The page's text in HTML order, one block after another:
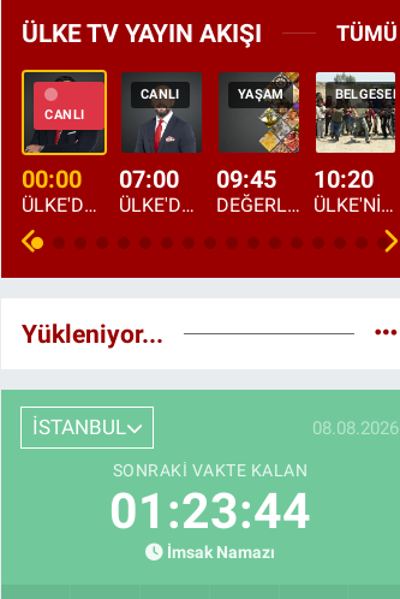
ÜLKE TV YAYIN AKIŞI TÜMÜ
CANLI
00:00
ÜLKE'DE BU GECE
CANLI
07:00
ÜLKE'DE HAFTA SONU
YAŞAM
09:45
DEĞERLERİN DAVETİ
BELGESEL
10:20
ÜLKE'NİN ÇOCUKLARI
Yükleniyor...
İSTANBUL 08.08.2026
SONRAKI VAKTE KALAN
01:23:43
İmsak Namazı